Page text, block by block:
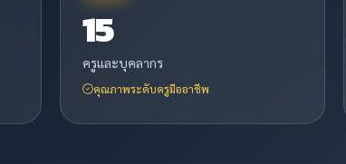
15
ครูและบุคลากร
คุณภาพระดับครูมืออาชีพ